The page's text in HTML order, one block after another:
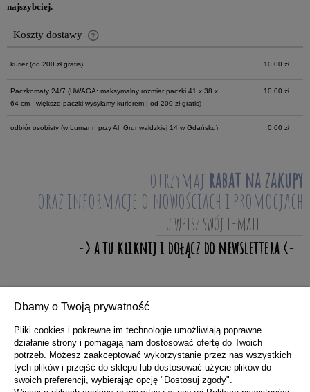
najszybciej.
Koszty dostawy
Cena nie zawiera ewentualnych kosztów płatności
kurier (od 200 zł gratis) 10,00 zł
Paczkomaty 24/7 (UWAGA: maksymalny rozmiar paczki 41 x 38 x
64 cm - większe paczki wysyłamy kurierem | od 200 zł gratis)
10,00 zł
odbiór osobisty (w Lumann przy Al. Grunwaldzkiej 14 w Gdańsku) 0,00 zł
otrzymaj rabat na zakupy
oraz informacje o nowościach i promocjach
ZAKUPY
POMOC
Dbamy o Twoją prywatność
Pliki cookies i pokrewne im technologie umożliwiają poprawne
działanie strony i pomagają nam dostosować ofertę do Twoich
potrzeb. Możesz zaakceptować wykorzystanie przez nas wszystkich
tych plików i przejść do sklepu lub dostosować użycie plików do
swoich preferencji, wybierając opcję "Dostosuj zgody".